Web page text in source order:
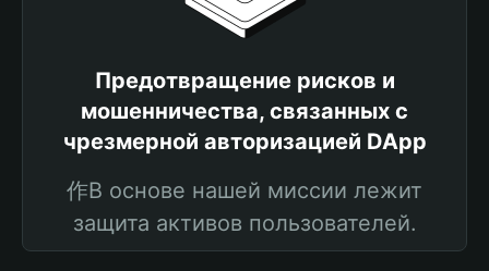
Предотвращение рисков и
мошенничества, связанных с
чрезмерной авторизацией DApp
作В основе нашей миссии лежит
защита активов пользователей.